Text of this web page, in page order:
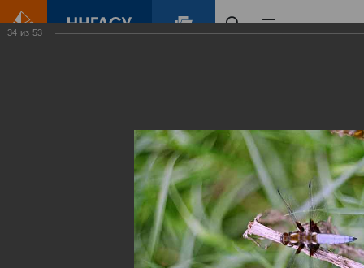
Виртуальные
выставки
(фотоальбомы)
34 из 53